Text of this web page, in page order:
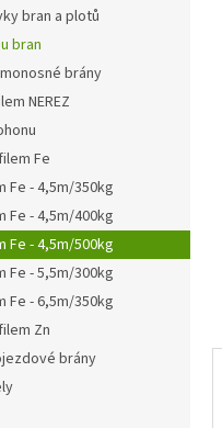
bran a plotů
bran
brány
NEREZ
Fe
Fe - 4,5m/350kg
Fe - 4,5m/400kg
Fe - 4,5m/500kg
Fe - 5,5m/300kg
Fe - 6,5m/350kg
Zn
brány